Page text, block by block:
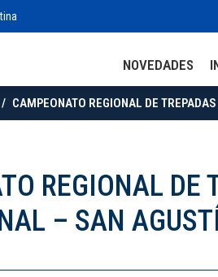
NOVEDADES
CAMPEONATO REGIONAL DE
REGIONAL
– SAN